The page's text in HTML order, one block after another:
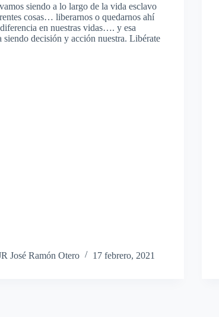
siendo a lo largo de la vida esclavo
cosas… liberarnos o quedarnos ahí
en nuestras vidas…. y esa
siendo decisión y acción nuestra. Libérate
José Ramón Otero 17 febrero, 2021